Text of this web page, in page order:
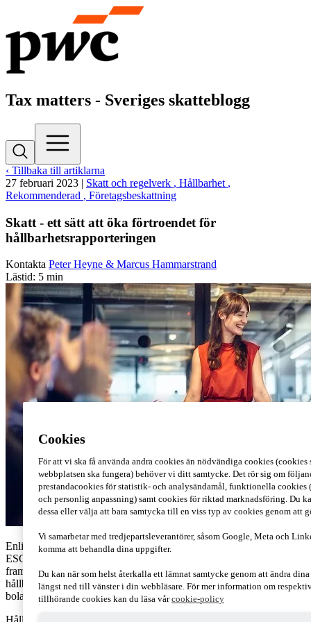
Tax matters - Sveriges skatteblogg
‹ Tillbaka till artiklarna
27 februari 2023 | Skatt och regelverk , Hållbarhet ,
Rekommenderad , Företagsbeskattning
Skatt - ett sätt att öka förtroendet för
hållbarhetsrapporteringen
Kontakta Peter Heyne & Marcus Hammarstrand
Lästid: 5 min
Enligt PwC:s Global Investor Survey 2022 anser investerare att
ESG och hållbarhet bör vara i fokus för bolag och organisationer
framgent. Detta samtidigt som hela 87 procent anser att bolags
hållbarhetsrapporter ger en felaktig och ej faktabaserad bild av
bolagets hållbarhetsarbete, så kallad greenwashing.
Cookies
För att vi ska få använda andra cookies än nödvändiga cookies (cookies
webbplatsen ska fungera) behöver vi ditt samtycke. Det rör sig om
prestandacookies för statistik- och analysändamål, funktionella
och personlig anpassning) samt cookies för riktad marknadsföring. Du
dessa eller välja att bara samtycka till en viss typ av cookies genom att
Vi samarbetar med tredjepartsleverantörer, såsom Google, Meta och
komma att behandla dina uppgifter.
Du kan när som helst återkalla ett lämnat samtycke genom att ändra
längst ned till vänster i din webbläsare. För mer information om
tillhörande cookies kan du läsa vårcookie-policy